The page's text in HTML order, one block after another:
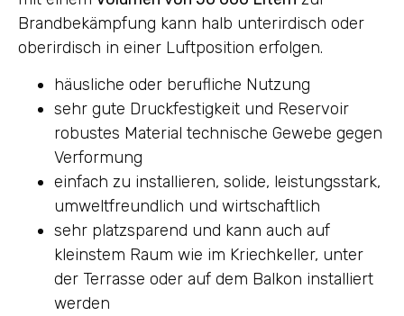
Brandbekämpfung kann halb unterirdisch oder
oberirdisch in einer Luftposition erfolgen.
häusliche oder berufliche Nutzung
sehr gute Druckfestigkeit und Reservoir
robustes Material technische Gewebe gegen
Verformung
einfach zu installieren, solide, leistungsstark,
umweltfreundlich und wirtschaftlich
sehr platzsparend und kann auch auf
kleinstem Raum wie im Kriechkeller, unter
der Terrasse oder auf dem Balkon installiert
werden